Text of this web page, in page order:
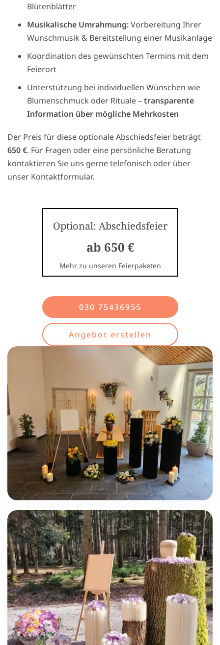
Blütenblätter
Musikalische Umrahmung:Vorbereitung Ihrer
Wunschmusik & Bereitstellung einer Musikanlage
Koordination des gewünschten Termins mit dem
Feierort
Unterstützung bei individuellen Wünschen wie
Blumenschmuck oder Rituale –transparente
Information über mögliche Mehrkosten
Der Preis für diese optionale Abschiedsfeier beträgt
650 €. Für Fragen oder eine persönliche Beratung
kontaktieren Sie uns gerne telefonisch oder über
unser Kontaktformular.
Optional: Abschiedsfeier
ab 650 €
Mehr zu unseren Feierpaketen
030 75436955
Angebot erstellen